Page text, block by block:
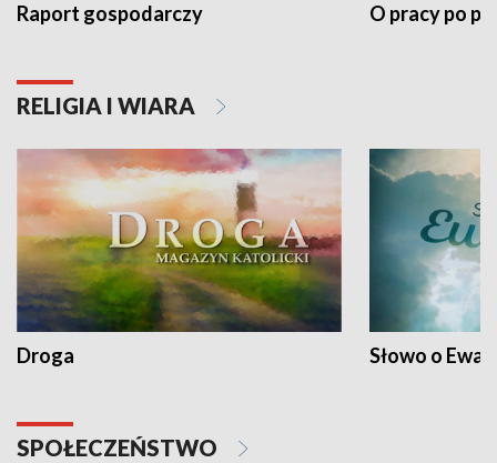
Raport gospodarczy O pracy po
RELIGIA I WIARA
Droga Słowo o
SPOŁECZEŃSTWO